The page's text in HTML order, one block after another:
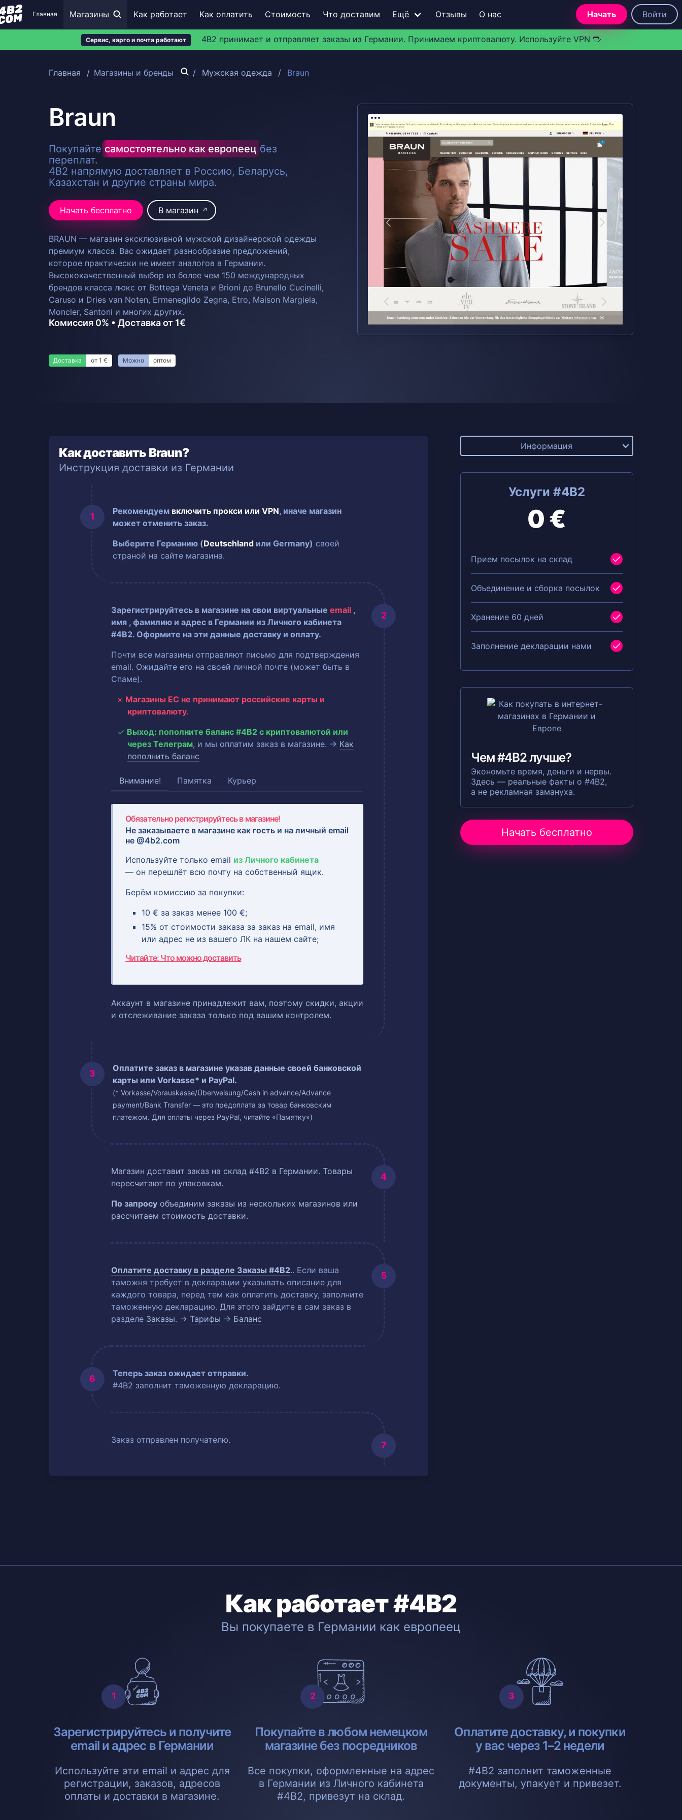
Сервис, карго и почта работают 4B2 принимает и отправляет заказы из Германии. Принимаем криптовалюту. Используйте VPN 🖖
Главная Магазины Как работает Как оплатить Стоимость Что доставим Ещё Отзывы О нас Начать Войти
Главная Магазины и бренды Мужская одежда Braun
Braun
Покупайтесамостоятельно как европеец без
переплат.
4B2 напрямую доставляет в Россию, Беларусь,
Казахстан и другие страны мира.
Начать бесплатно В магазин ↗
BRAUN — магазин эксклюзивной мужской дизайнерской одежды
премиум класса. Вас ожидает разнообразие предложений,
которое практически не имеет аналогов в Германии.
Высококачественный выбор из более чем 150 международных
брендов класса люкс от Bottega Veneta и Brioni до Brunello Cucinelli,
Caruso и Dries van Noten, Ermenegildo Zegna, Etro, Maison Margiela,
Moncler, Santoni и многих других.
Комиссия 0% • Доставка от 1€
Доставка от 1 € Можно оптом
Как доставить Braun?
Инструкция доставки из Германии
Рекомендуем включить прокси или VPN, иначе магазин
может отменить заказ.
Выберите Германию (Deutschland или Germany) своей
страной на сайте магазина.
Зарегистрируйтесь в магазине на свои виртуальныеemail ,
имя , фамилию и адрес в Германии из Личного кабинета
#4B2. Оформите на эти данные доставку и оплату.
Почти все магазины отправляют письмо для подтверждения
email. Ожидайте его на своей личной почте (может быть в
Спаме).
Магазины ЕС не принимают российские карты и
криптовалюту.
Выход: пополните баланс #4B2 с криптовалютой или
через Телеграм, и мы оплатим заказ в магазине. → Как
пополнить баланс
Внимание! Памятка Курьер
Обязательно регистрируйтесь в магазине!
Не заказываете в магазине как гость и наличный email
не @4b2.com
Используйте только email из Личного кабинета
— он перешлёт всю почту на собственный ящик.
Берём комиссию за покупки:
10 € за заказ менее 100 €;
15% от стоимости заказа за заказ на email, имя
или адрес не из вашего ЛК на нашем сайте;
Читайте: Что можно доставить
Аккаунт в магазине принадлежит вам, поэтому скидки, акции
и отслеживание заказа только под вашим контролем.
Оплатите заказ в магазине указав данные своей банковской
карты или Vorkasse* и PayPal.
(* Vorkasse/Vorauskasse/Überweisung/Cash in advance/Advance
payment/Bank Transfer — это предоплата за товар банковским
платежом. Для оплаты через PayPal, читайте «Памятку»)
Магазин доставит заказ на склад #4B2 в Германии. Товары
пересчитают по упаковкам.
По запросу объединим заказы из нескольких магазинов или
рассчитаем стоимость доставки.
Оплатите доставку в разделе Заказы #4B2.. Если ваша
таможня требует в декларации указывать описание для
каждого товара, перед тем как оплатить доставку, заполните
таможенную декларацию. Для этого зайдите в сам заказ в
разделе Заказы. → Тарифы → Баланс
Теперь заказ ожидает отправки.
#4B2 заполнит таможенную декларацию.
Заказ отправлен получателю.
Информация
Услуги #4B2
0 €
Прием посылок на склад
Объединение и сборка посылок
Хранение 60 дней
Заполнение декларации нами
Чем #4B2 лучше?
Экономьте время, деньги и нервы.
Здесь — реальные факты о #4B2,
а не рекламная замануха.
Начать бесплатно
Как работает #4B2
Вы покупаете в Германии как европеец
Зарегистрируйтесь и получите
email и адрес в Германии
Используйте эти email и адрес для
регистрации, заказов, адресов
оплаты и доставки в магазине.
Покупайте в любом немецком
магазине без посредников
Все покупки, оформленные на адрес
в Германии из Личного кабинета
#4B2, привезут на склад.
Оплатите доставку, и покупки
у вас через 1–2 недели
#4B2 заполнит таможенные
документы, упакует и привезет.